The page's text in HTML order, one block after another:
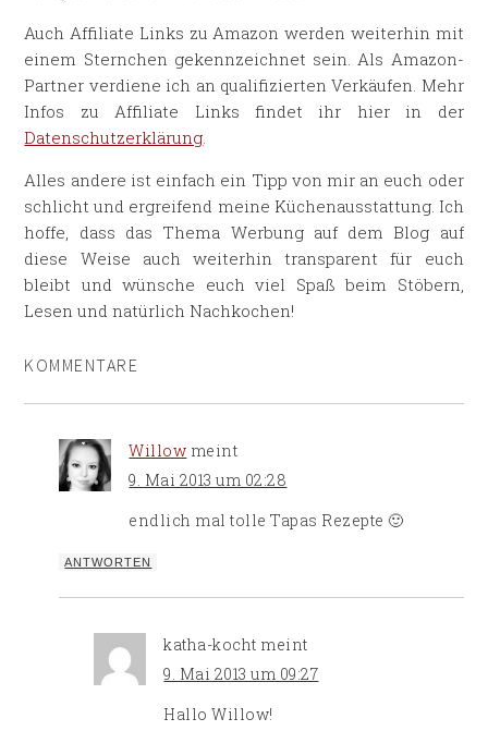
Auch Affiliate Links zu Amazon werden weiterhin mit
einem Sternchen gekennzeichnet sein. Als Amazon-
Partner verdiene ich an qualifizierten Verkäufen. Mehr
Infos zu Affiliate Links findet ihr hier in der
Datenschutzerklärung
Alles andere ist einfach ein Tipp von mir an euch oder
schlicht und ergreifend meine Küchenausstattung. Ich
hoffe, dass das Thema Werbung auf dem Blog auf
diese Weise auch weiterhin transparent für euch
bleibt und wünsche euch viel Spaß beim Stöbern,
Lesen und natürlich Nachkochen!
KOMMENTARE
Willow meint
9. Mai 2013 um 02:28
endlich mal tolle Tapas Rezepte 🙂
ANTWORTEN
katha-kocht meint
9. Mai 2013 um 09:27
Hallo Willow!